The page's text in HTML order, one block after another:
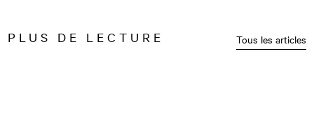
PLUS DE LECTURE Tous les articles